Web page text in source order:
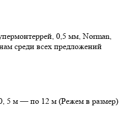
0,5 мм, Norman,
среди всех предложений
5 м — по 12 м (Режем в размер)